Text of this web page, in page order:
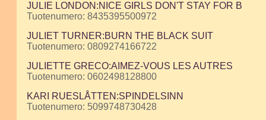
JULIE LONDON:NICE GIRLS DON'T STAY FOR B
Tuotenumero: 8435395500972
JULIET TURNER:BURN THE BLACK SUIT
Tuotenumero: 0809274166722
JULIETTE GRECO:AIMEZ-VOUS LES AUTRES
Tuotenumero: 0602498128800
KARI RUESLÅTTEN:SPINDELSINN
Tuotenumero: 5099748730428